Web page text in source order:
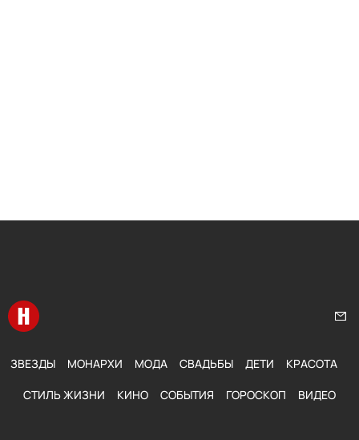
Перейти на главную
ЗВЕЗДЫ МОНАРХИ МОДА СВАДЬБЫ ДЕТИ КРАСОТА
СТИЛЬ ЖИЗНИ КИНО СОБЫТИЯ ГОРОСКОП ВИДЕО